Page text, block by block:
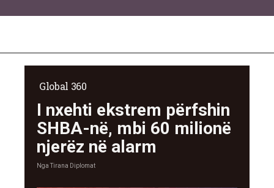
Global 360
I nxehti ekstrem përfshin
SHBA-në, mbi 60 milionë
njerëz në alarm
NgaTirana Diplomat